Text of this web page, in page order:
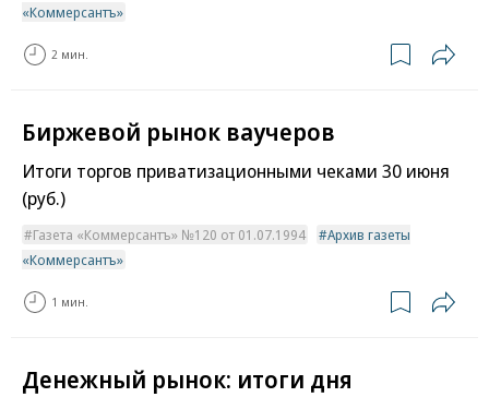
«Коммерсантъ»
2 мин.
Биржевой рынок ваучеров
Итоги торгов приватизационными чеками 30 июня
(руб.)
Газета «Коммерсантъ» №120 от 01.07.1994
Архив газеты
«Коммерсантъ»
1 мин.
Денежный рынок: итоги дня